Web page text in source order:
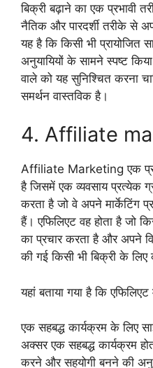
बिक्री बढ़ाने का एक प्रभावी
नैतिक और पारदर्शी तरीके से
यह है कि किसी भी प्रायोजित
अनुयायियों के सामने स्पष्ट
वाले को यह सुनिश्चित करना
समर्थन वास्तविक है।
4. Affiliate
Affiliate Marketing एक
है जिसमें एक व्यवसाय प्रत्येक
करता है जो वे अपने मार्केटिंग
हैं। एफिलिएट वह होता है जो
का प्रचार करता है और अपने
की गई किसी भी बिक्री के
यहां बताया गया है कि
एक सहबद्ध कार्यक्रम के लिए
अक्सर एक सहबद्ध कार्यक्रम
करने और सहयोगी बनने की